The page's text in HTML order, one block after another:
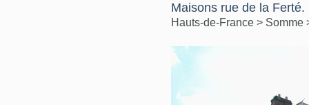
Maisons rue de la Ferté.
Hauts-de-France > Somme